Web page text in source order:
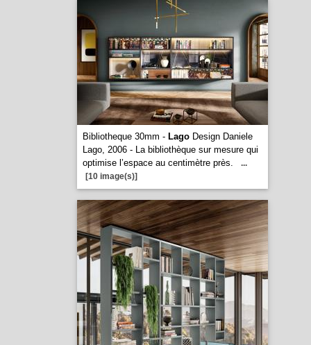
Bibliotheque 30mm - LagoDesign Daniele
Lago, 2006 - La bibliothèque sur mesure qui
optimise l’espace au centimètre près.
...
[10 image(s)]